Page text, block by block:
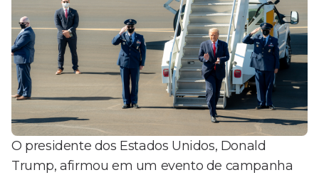
O presidente dos Estados Unidos, Donald
Trump, afirmou em um evento de campanha